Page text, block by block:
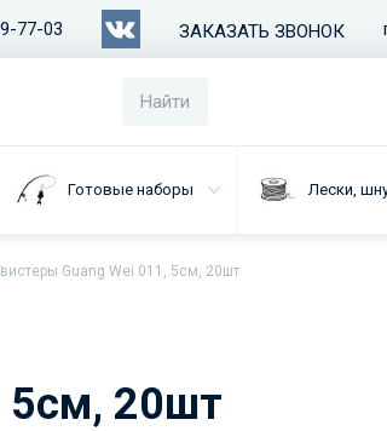
77-03 ЗАКАЗАТЬ ЗВОНОК
Найти
Готовые наборы Лески,
Guang Wei 011, 5см, 20шт
5см, 20шт